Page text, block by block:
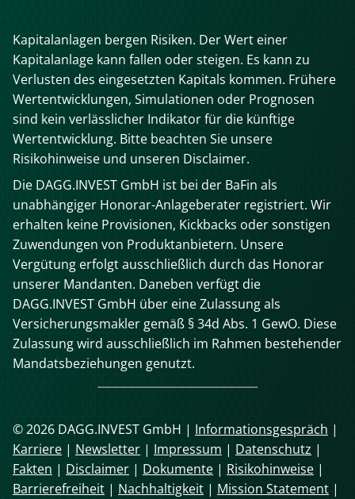
Kapitalanlagen bergen Risiken. Der Wert einer
Kapitalanlage kann fallen oder steigen. Es kann zu
Verlusten des eingesetzten Kapitals kommen. Frühere
Wertentwicklungen, Simulationen oder Prognosen
sind kein verlässlicher Indikator für die künftige
Wertentwicklung. Bitte beachten Sie unsere
Risikohinweise und unseren Disclaimer.
Die DAGG.INVEST GmbH ist bei der BaFin als
unabhängiger Honorar-Anlageberater registriert. Wir
erhalten keine Provisionen, Kickbacks oder sonstigen
Zuwendungen von Produktanbietern. Unsere
Vergütung erfolgt ausschließlich durch das Honorar
unserer Mandanten. Daneben verfügt die
DAGG.INVEST GmbH über eine Zulassung als
Versicherungsmakler gemäß § 34d Abs. 1 GewO. Diese
Zulassung wird ausschließlich im Rahmen bestehender
Mandatsbeziehungen genutzt.
© 2026 DAGG.INVEST GmbH | Informationsgespräch |
Karriere | Newsletter | Impressum | Datenschutz |
Fakten | Disclaimer | Dokumente | Risikohinweise |
Barrierefreiheit | Nachhaltigkeit | Mission Statement |